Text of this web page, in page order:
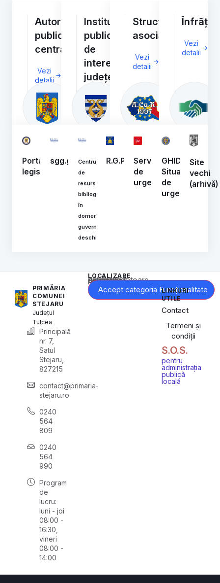
Autorități/Instituții
publice
centrale
Vezi
detalii
Instituții
publice
de
interes
județean
Vezi
detalii
Structuri
asociative
Vezi
detalii
Înfrățiri
Vezi
detalii
Portal
legislativ
sgg.gov.ro
Centrul
de
resurse
bibliografice
în
domeniul
guvernării
deschise
R.G.P.D.Serviciul
de
urgență
GHIDURI
Situații
de
urgență
Site
vechi
(arhivă)
PRIMĂRIA
COMUNEI
STEJARU
Județul
Tulcea
Principală
nr. 7,
Satul
Stejaru,
827215
contact@primaria-
stejaru.ro
0240
564
809
0240
564
990
Program
de
lucru:
luni - joi
08:00 -
16:30,
vineri
08:00 -
14:00
LOCALIZARE
Acest conținut este blocat până când acceptați categoria corespunzătoare de cookie-uri.
Accept categoria Funcționalitate
LINKURI
UTILE
Contact
Termeni și
condiții
S.O.S.
pentru
administrația
publică
locală